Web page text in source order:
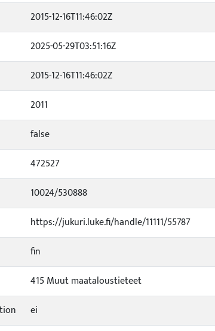
2015-12-16T11:46:02Z
2025-05-29T03:51:16Z
2015-12-16T11:46:02Z
2011
false
472527
10024/530888
https://jukuri.luke.fi/handle/11111/55787
fin
415 Muut maataloustieteet
ei